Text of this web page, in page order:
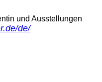
und Ausstellungen
de/